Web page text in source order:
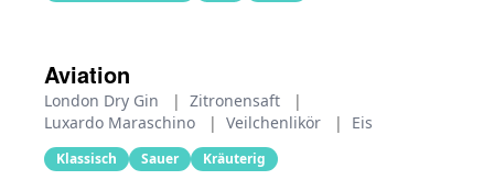
Aviation
London Dry Gin | Zitronensaft
|
Luxardo Maraschino
| Veilchenlikör | Eis
Klassisch Sauer Kräuterig